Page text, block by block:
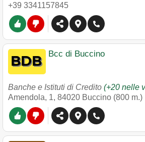
+39 3341157845
Bcc di Buccino
Banche e Istituti di Credito (+20 nelle
Amendola, 1, 84020 Buccino (800